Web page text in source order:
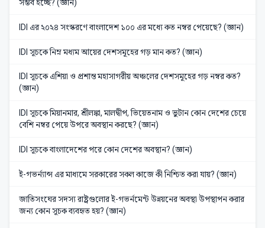
সম্ভব হচ্ছে? (জ্ঞান)
IDI এর ২০২৪ সংস্করণে বাংলাদেশ ১০০ এর মধ্যে কত নম্বর পেয়েছে? (জ্ঞান)
IDI সূচকে নিম্ন মধ্যম আয়ের দেশসমূহের গড় মান কত? (জ্ঞান)
IDI সূচকে এশিয়া ও প্রশান্ত মহাসাগরীয় অঞ্চলের দেশসমূহের গড় নম্বর কত?
(জ্ঞান)
IDI সূচকে মিয়ানমার, শ্রীলঙ্কা, মালদ্বীপ, ভিয়েতনাম ও ভুটান কোন দেশের চেয়ে
বেশি নম্বর পেয়ে উপরে অবস্থান করছে? (জ্ঞান)
IDI সূচকে বাংলাদেশের পরে কোন দেশের অবস্থান? (জ্ঞান)
ই-গভর্ন্যান্স এর মাধ্যমে সরকারের সকল কাজে কী নিশ্চিত করা যায়? (জ্ঞান)
জাতিসংঘের সদস্য রাষ্ট্রগুলোর ই-গভর্নমেন্ট উন্নয়নের অবস্থা উপস্থাপন করার
জন্য কোন সূচক ব্যবহৃত হয়? (জ্ঞান)